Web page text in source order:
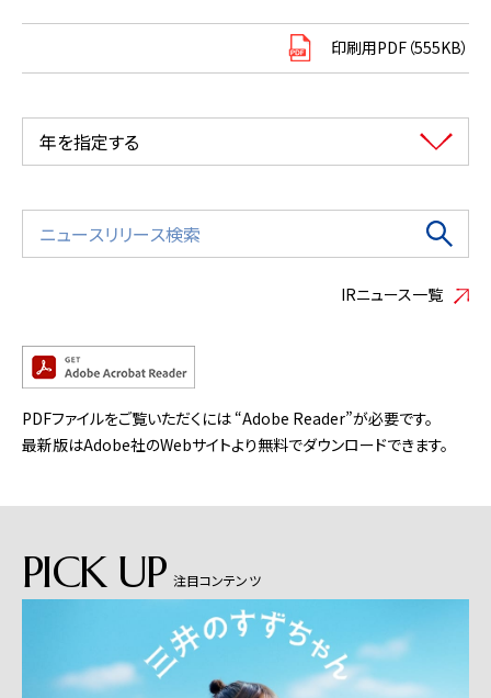
印刷用PDF（555KB）
年を指定する
IRニュース一覧
PDFファイルをご覧いただくには “Adobe Reader”が必要です。
最新版はAdobe社のWebサイトより無料でダウンロードできます。
PICK UP 注目コンテンツ